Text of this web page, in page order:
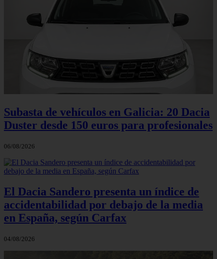
Subasta de vehículos en Galicia: 20 Dacia
Duster desde 150 euros para profesionales
06/08/2026
El Dacia Sandero presenta un índice de
accidentabilidad por debajo de la media
en España, según Carfax
04/08/2026